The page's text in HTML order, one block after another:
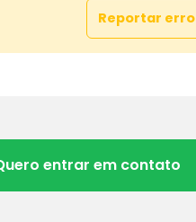
Reportar erro
entrar em contato